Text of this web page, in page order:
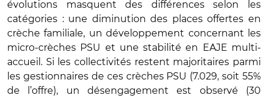
évolutions masquent des différences selon les
catégories : une diminution des places offertes en
crèche familiale, un développement concernant les
micro-crèches PSU et une stabilité en EAJE multi-
accueil. Si les collectivités restent majoritaires parmi
les gestionnaires de ces crèches PSU (7.029, soit 55%
de l’offre), un désengagement est observé (30